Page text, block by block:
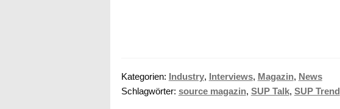
Kategorien: Industry, Interviews, Magazin, News
Schlagwörter: source magazin, SUP Talk, SUP Trend